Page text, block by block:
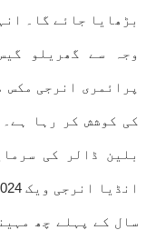
بڑھایا جائے گا۔
وجہ سے گھریلو
بلین ڈالر کی
سال کے پہلے چھ